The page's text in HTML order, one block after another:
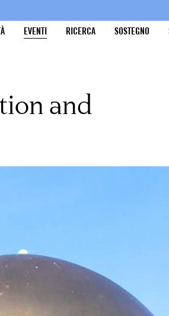
EVENTI RICERCA SOSTEGNO
and